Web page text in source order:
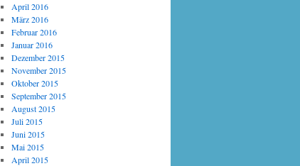
April 2016
März 2016
Februar 2016
Januar 2016
Dezember 2015
November 2015
Oktober 2015
September 2015
August 2015
Juli 2015
Juni 2015
Mai 2015
April 2015